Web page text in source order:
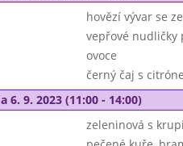
hovězí vývar se
vepřové nudličky
ovoce
černý čaj s
6. 9. 2023 (11:00 - 14:00)
zeleninová s